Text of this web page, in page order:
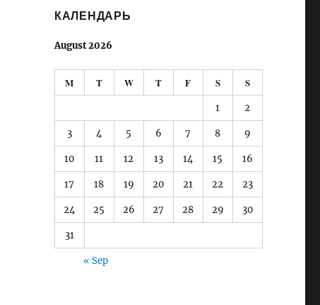
КАЛЕНДАРЬ
August 2026
M T W T F S S
1 2
3 4 5 6 7 8 9
10 11 12 13 14 15 16
17 18 19 20 21 22 23
24 25 26 27 28 29 30
31
« Sep